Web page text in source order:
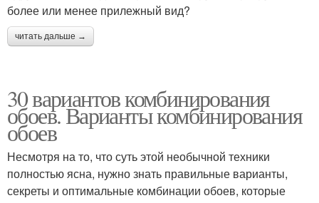
более или менее прилежный вид?
читать дальше →
30 вариантов комбинирования
обоев. Варианты комбинирования
обоев
Несмотря на то, что суть этой необычной техники
полностью ясна, нужно знать правильные варианты,
секреты и оптимальные комбинации обоев, которые